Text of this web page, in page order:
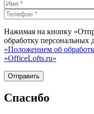
Нажимая на кнопку
обработку персональных
«Положением об
«OfficeLofts.ru»
Спасибо